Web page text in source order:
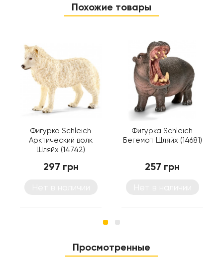
Похожие товары
Фигурка Schleich
Арктический волк
Шляйх (14742)
297 грн
Фигурка Schleich
Бегемот Шляйх (14681)
257 грн
Просмотренные